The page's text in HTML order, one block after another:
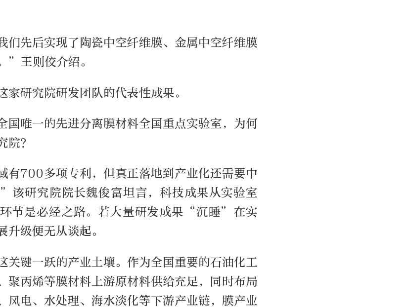
们先后实现了陶瓷中空纤维膜、金属中空纤维膜
”王则佼介绍。
家研究院研发团队的代表性成果。
国唯一的先进分离膜材料全国重点实验室，为何
院？
有700多项专利，但真正落地到产业化还需要中
该研究院院长魏俊富坦言，科技成果从实验室
节是必经之路。若大量研发成果“沉睡”在实
升级便无从谈起。
关键一跃的产业土壤。作为全国重要的石油化工
聚丙烯等膜材料上游原材料供给充足，同时布局
风电、水处理、海水淡化等下游产业链，膜产业